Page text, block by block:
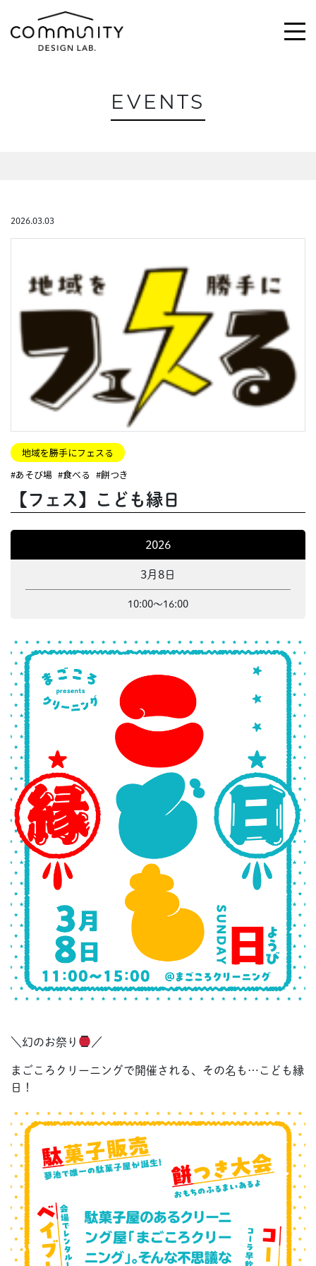
MAGAZINE
NEWS
EVENTS
EVENTS
2026.03.03
地域を勝手にフェスる
#あそび場 #食べる #餅つき
【フェス】こども縁日
2026
3月8日
10:00～16:00
＼幻のお祭り ／
まごころクリーニングで開催される、その名も…こども縁
日！